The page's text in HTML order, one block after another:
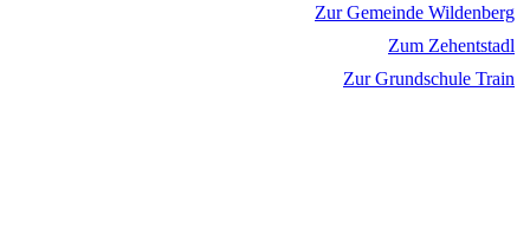
Zur Gemeinde Wildenberg
Zum Zehentstadl
Zur Grundschule Train